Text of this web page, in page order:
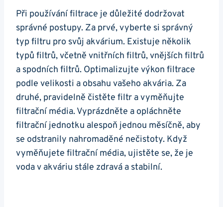
Při používání filtrace je důležité dodržovat
správné postupy. Za prvé, vyberte si správný
typ filtru pro ⁤svůj‌ akvárium. Existuje několik
typů filtrů, včetně vnitřních filtrů, vnějších filtrů
a spodních filtrů. Optimalizujte výkon filtrace
podle velikosti a obsahu vašeho akvária. Za
druhé, pravidelně ‍čistěte filtr a vyměňujte​
filtrační‌ média. Vyprázdněte a opláchněte
filtrační jednotku alespoň jednou měsíčně, aby
se odstranily nahromaděné ⁢nečistoty. Když
vyměňujete filtrační média,​ ujistěte se, ​že je
voda v akváriu stále ‌zdravá ​a stabilní.